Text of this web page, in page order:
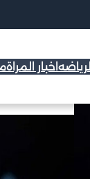
الرياضه اخبار المراة